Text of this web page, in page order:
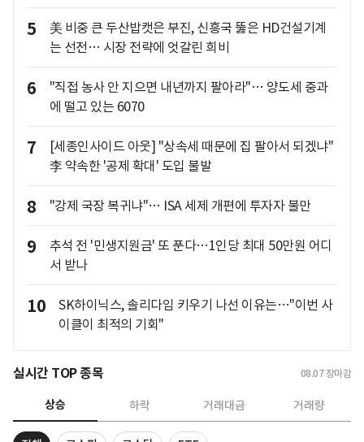
5
美 비중 큰 두산밥캣은 부진, 신흥국 뚫은 HD건설기계
는 선전… 시장 전략에 엇갈린 희비
6
"직접 농사 안 지으면 내년까지 팔아라"… 양도세 중과
에 떨고 있는 6070
7
[세종인사이드 아웃] "상속세 때문에 집 팔아서 되겠냐"
李 약속한 '공제 확대' 도입 불발
8 "강제 국장 복귀냐"… ISA 세제 개편에 투자자 불만
9
추석 전 '민생지원금' 또 푼다…1인당 최대 50만원 어디
서 받나
10
SK하이닉스, 솔리다임 키우기 나선 이유는…"이번 사
이클이 최적의 기회"
실시간 TOP 종목 08.07 장마감
상승 하락 거래대금 거래량